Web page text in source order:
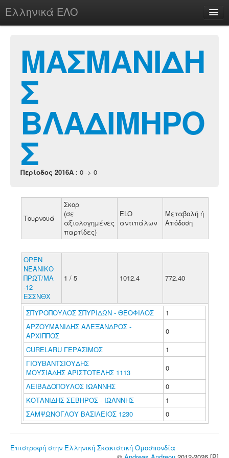
Ελληνικά ΕΛΟ
chesstu.be @ discord
Login
ΜΑΣΜΑΝΙΔΗ
Σ
ΒΛΑΔΙΜΗΡΟ
Σ
Περίοδος 2016A : 0 -> 0
Τουρνουά
Σκορ
(σε
αξιολογημένες
παρτίδες)
ELO
αντιπάλων
Μεταβολή ή
Απόδοση
ΟΡΕΝ
ΝΕΑΝΙΚΟ
ΠΡΩΤ/ΜΑ
-12
ΕΣΣΝΘΧ
1 / 5 1012.4 772.40
ΣΠΥΡΟΠΟΥΛΟΣ ΣΠΥΡΙΔΩΝ - ΘΕΟΦΙΛΟΣ
1
ΑΡΖΟΥΜΑΝΙΔΗΣ ΑΛΕΞΑΝΔΡΟΣ -
ΑΡΧΙΠΠΟΣ
0
CURELARU ΓΕΡΑΣΙΜΟΣ
1
ΓΙΟΥΒΑΝΤΣΙΟΥΔΗΣ
ΜΟΥΣΙΑΔΗΣ ΑΡΙΣΤΟΤΕΛΗΣ 1113
0
ΛΕΙΒΑΔΟΠΟΥΛΟΣ ΙΩΑΝΝΗΣ
0
ΚΟΤΑΝΙΔΗΣ ΣΕΒΗΡΟΣ - ΙΩΑΝΝΗΣ
1
ΣΑΜΨΩΝΟΓΛΟΥ ΒΑΣΙΛΕΙΟΣ 1230
0
Επιστροφή στην Ελληνική Σκακιστική Ομοσπονδία